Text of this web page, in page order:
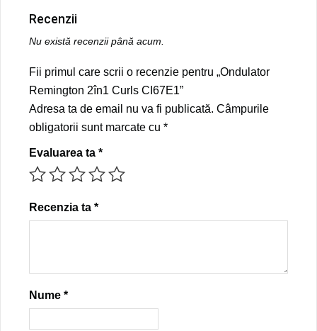
Recenzii
Nu există recenzii până acum.
Fii primul care scrii o recenzie pentru „Ondulator
Remington 2în1 Curls CI67E1”
Adresa ta de email nu va fi publicată. Câmpurile
obligatorii sunt marcate cu *
Evaluarea ta *
Recenzia ta *
Nume *